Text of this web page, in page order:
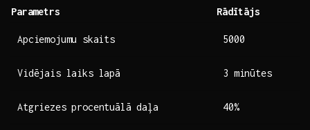
Parametrs Rādītājs
Apciemojumu⁢ skaits 5000
Vidējais laiks lapā 3 ‌minūtes
Atgriezes procentuālā daļa 40%